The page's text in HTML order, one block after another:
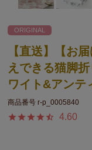
ORIGINAL
【直送】【お
えできる猫脚
ワイト&アンテ
商品番号 r-p_0005840
4.60